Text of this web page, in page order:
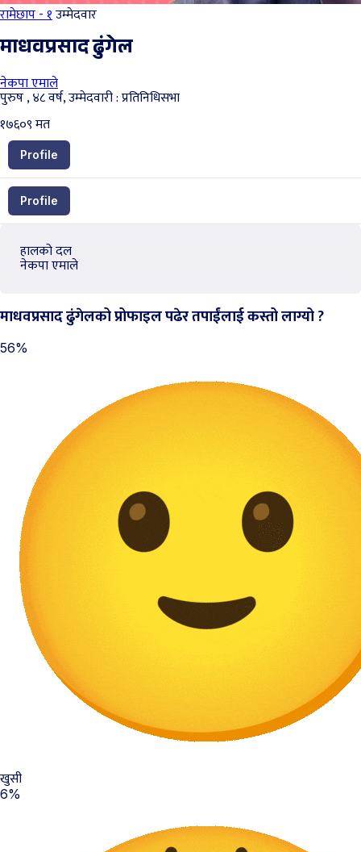
रामेछाप - १उम्मेदवार
माधवप्रसाद ढुंगेल
नेकपा एमाले
पुरुष , ४८ वर्ष, उम्मेदवारी : प्रतिनिधिसभा
१७६०९मत
Profile
Profile
हालको दल
नेकपा एमाले
माधवप्रसाद ढुंगेलको प्रोफाइल पढेर तपाईंलाई कस्तो लाग्यो ?
56%
खुसी
6%